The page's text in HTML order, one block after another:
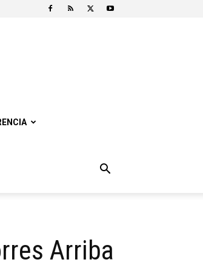
Arriba